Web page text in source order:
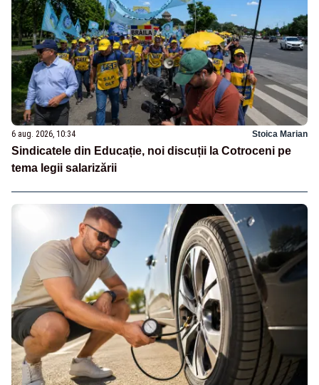
6 aug. 2026, 10:34 Stoica Marian
Sindicatele din Educație, noi discuții la Cotroceni pe
tema legii salarizării